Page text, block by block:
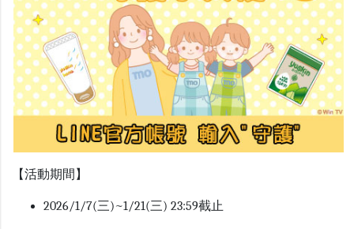
【活動期間】
2026/1/7(三)~1/21(三) 23:59截止